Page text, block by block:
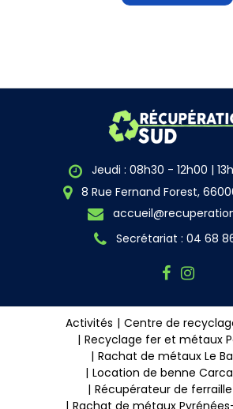
Jeudi : 08h30 - 12h00 |
8 Rue Fernand Forest,
Secrétariat : 04 68
Activités
Centre de
Recyclage fer et métaux
Rachat de métaux Le
Location de benne
Récupérateur de